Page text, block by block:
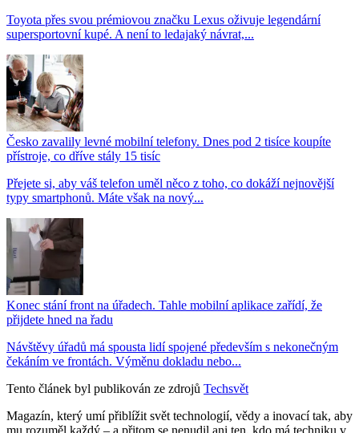
Toyota přes svou prémiovou značku Lexus oživuje legendární
supersportovní kupé. A není to ledajaký návrat,...
Česko zavalily levné mobilní telefony. Dnes pod 2 tisíce koupíte
přístroje, co dříve stály 15 tisíc
Přejete si, aby váš telefon uměl něco z toho, co dokáží nejnovější
typy smartphonů. Máte však na nový...
Konec stání front na úřadech. Tahle mobilní aplikace zařídí, že
přijdete hned na řadu
Návštěvy úřadů má spousta lidí spojené především s nekonečným
čekáním ve frontách. Výměnu dokladu nebo...
Tento článek byl publikován ze zdrojů Techsvět
Magazín, který umí přiblížit svět technologií, vědy a inovací tak, aby
mu rozuměl každý – a přitom se nenudil ani ten, kdo má techniku v